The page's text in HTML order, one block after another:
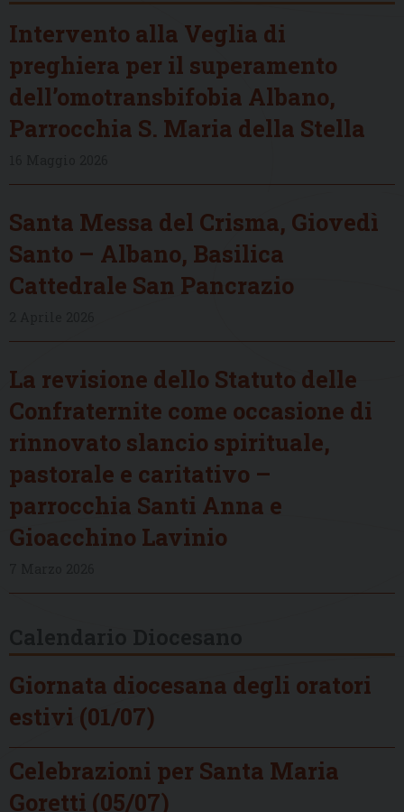
Intervento alla Veglia di
preghiera per il superamento
dell’omotransbifobia Albano,
Parrocchia S. Maria della Stella
Santa Messa del Crisma, Giovedì
Santo – Albano, Basilica
Cattedrale San Pancrazio
La revisione dello Statuto delle
Confraternite come occasione di
rinnovato slancio spirituale,
pastorale e caritativo –
parrocchia Santi Anna e
Gioacchino Lavinio
Giornata diocesana degli oratori
estivi (01/07)
Celebrazioni per Santa Maria
Goretti (05/07)